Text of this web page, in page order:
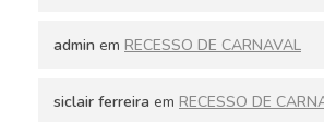
admin em RECESSO DE CARNAVAL
siclair ferreira em RECESSO DE